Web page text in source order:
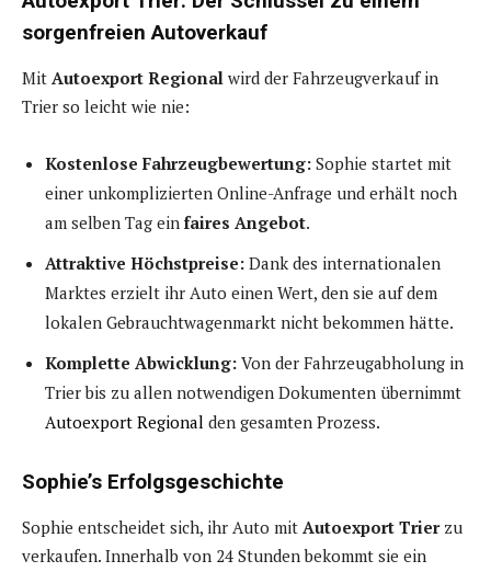
sorgenfreien Autoverkauf
Mit Autoexport Regional wird der Fahrzeugverkauf in
Trier so leicht wie nie:
Kostenlose Fahrzeugbewertung: Sophie startet mit
einer unkomplizierten Online-Anfrage und erhält noch
am selben Tag ein faires Angebot.
Attraktive Höchstpreise: Dank des internationalen
Marktes erzielt ihr Auto einen Wert, den sie auf dem
lokalen Gebrauchtwagenmarkt nicht bekommen hätte.
Komplette Abwicklung: Von der Fahrzeugabholung in
Trier bis zu allen notwendigen Dokumenten übernimmt
Autoexport Regional den gesamten Prozess.
Sophie’s Erfolgsgeschichte
Sophie entscheidet sich, ihr Auto mit Autoexport Trierzu
verkaufen. Innerhalb von 24 Stunden bekommt sie ein